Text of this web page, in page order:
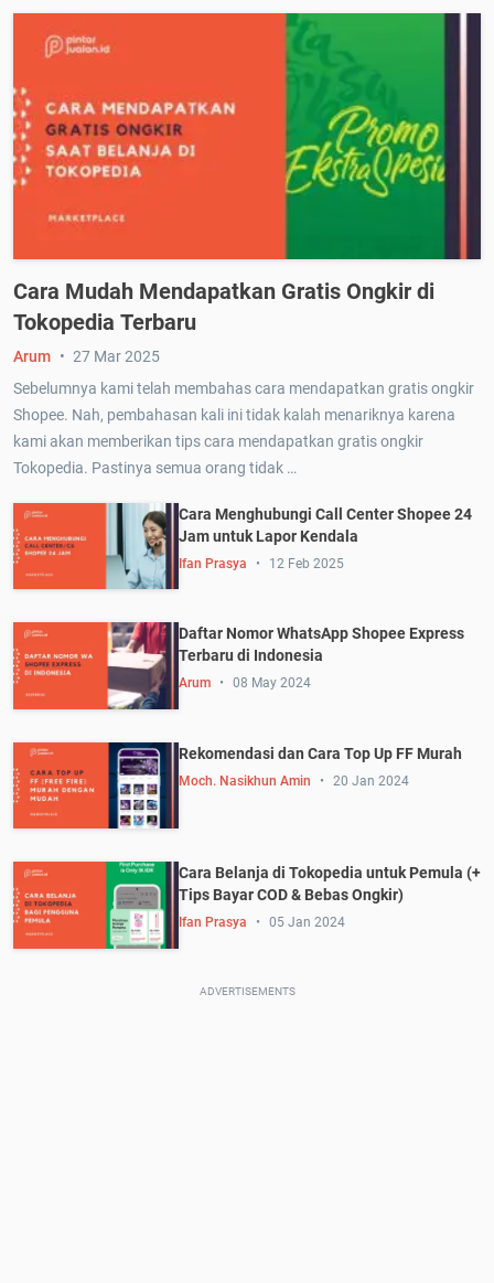
Cara Mudah Mendapatkan Gratis Ongkir di
Tokopedia Terbaru
Sebelumnya kami telah membahas cara mendapatkan gratis ongkir
Shopee. Nah, pembahasan kali ini tidak kalah menariknya karena
kami akan memberikan tips cara mendapatkan gratis ongkir
Tokopedia. Pastinya semua orang tidak …
Arum 27 Mar 2025
Cara Menghubungi Call Center Shopee 24
Jam untuk Lapor Kendala
Ifan Prasya 12 Feb 2025
Daftar Nomor WhatsApp Shopee Express
Terbaru di Indonesia
Arum 08 May 2024
Rekomendasi dan Cara Top Up FF Murah
Moch. Nasikhun Amin 20 Jan 2024
Cara Belanja di Tokopedia untuk Pemula (+
Tips Bayar COD & Bebas Ongkir)
Ifan Prasya 05 Jan 2024
ADVERTISEMENTS